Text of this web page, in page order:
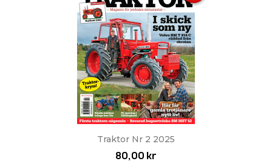
Traktor Nr 2 2025
80,00 kr